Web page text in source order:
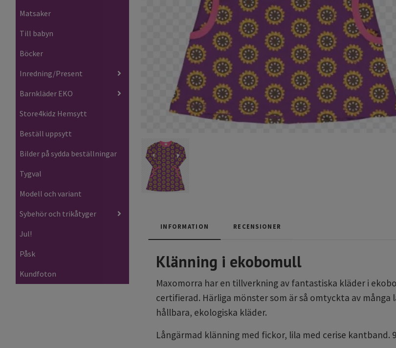
Matsaker
Till babyn
Böcker
Inredning/Present
Barnkläder EKO
Store4kidz Hemsytt
Beställ uppsytt
Bilder på sydda beställningar
Tygval
Modell och variant
Sybehör och trikåtyger
Jul!
Påsk
Kundfoton
INFORMATION RECENSIONER
Klänning i ekobomull
Maxomorra har en tillverkning av fantastiska kläder i
certifierad. Härliga mönster som är så omtyckta av
hållbara, ekologiska kläder.
Långärmad klänning med fickor, lila med cerise kantband.